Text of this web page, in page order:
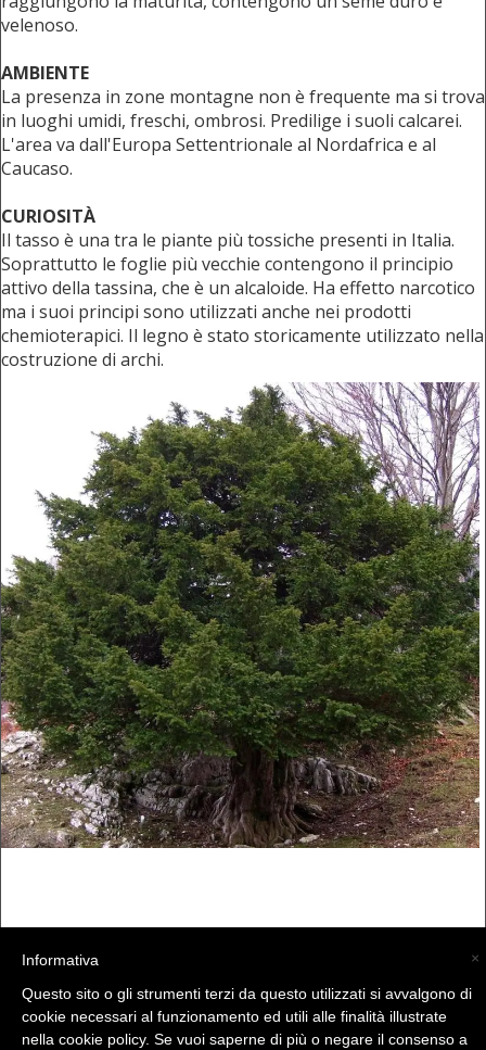
velenoso.
AMBIENTE
La presenza in zone montagne non è frequente ma si trova
in luoghi umidi, freschi, ombrosi. Predilige i suoli calcarei.
L'area va dall'Europa Settentrionale al Nordafrica e al
Caucaso.
CURIOSITÀ
Il tasso è una tra le piante più tossiche presenti in Italia.
Soprattutto le foglie più vecchie contengono il principio
attivo della tassina, che è un alcaloide. Ha effetto narcotico
ma i suoi principi sono utilizzati anche nei prodotti
chemioterapici. Il legno è stato storicamente utilizzato nella
costruzione di archi.
×
Informativa
Questo sito o gli strumenti terzi da questo utilizzati si avvalgono di
cookie necessari al funzionamento ed utili alle finalità illustrate
nella cookie policy. Se vuoi saperne di più o negare il consenso a